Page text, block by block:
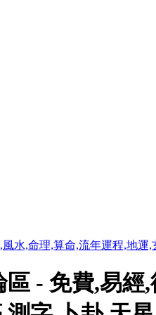
水,命理,算命,流年運程,地
- 免費,易